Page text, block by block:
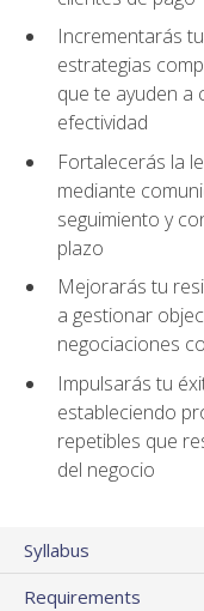
Incrementarás
estrategias
que te ayuden
efectividad
Fortalecerás la
mediante
seguimiento y
plazo
Mejorarás tu
a gestionar
negociaciones
Impulsarás tu
estableciendo
repetibles que
del negocio
Syllabus
Requirements